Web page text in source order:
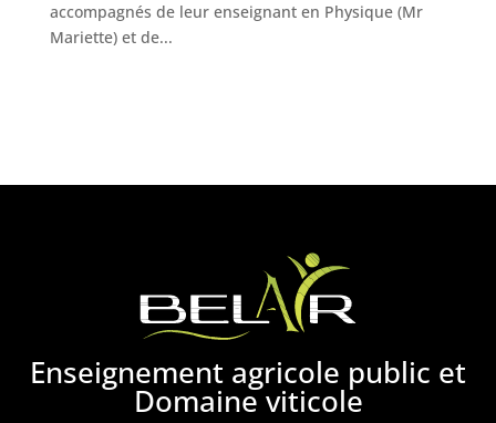
accompagnés de leur enseignant en Physique (Mr
Mariette) et de...
Enseignement agricole public et
Domaine viticole